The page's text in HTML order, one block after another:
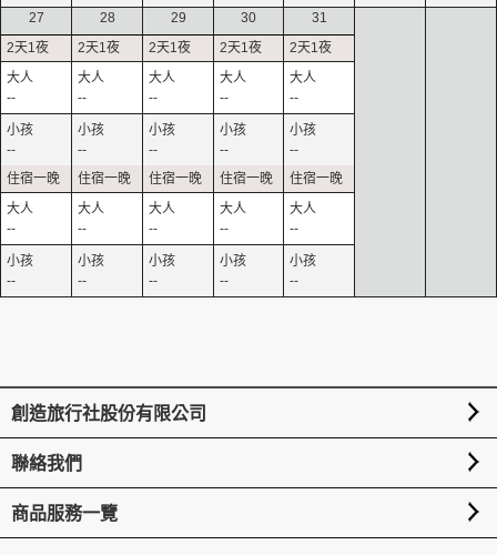
27
--
--
--
--
28
--
--
--
--
29
--
--
--
--
30
--
--
--
--
31
--
--
--
--
創造旅行社股份有限公司
聯絡我們
商品服務一覽